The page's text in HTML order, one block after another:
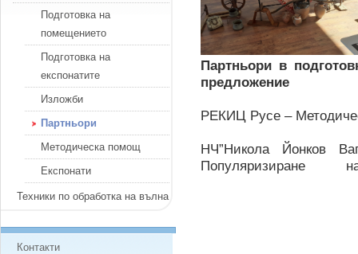
Подготовка на
помещението
Подготовка на
експонатите
Изложби
Партньори
Методическа помощ
Експонати
Техники по обработка на вълна
Контакти
Партньори в
предложение
РЕКИЦ Русе –
НЧ”Никола Йонков